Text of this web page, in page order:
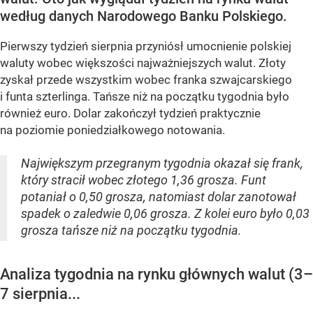
według danych Narodowego Banku Polskiego.
Pierwszy tydzień sierpnia przyniósł umocnienie polskiej
waluty wobec większości najważniejszych walut. Złoty
zyskał przede wszystkim wobec franka szwajcarskiego
i funta szterlinga. Tańsze niż na początku tygodnia było
również euro. Dolar zakończył tydzień praktycznie
na poziomie poniedziałkowego notowania.
Największym przegranym tygodnia okazał się frank,
który stracił wobec złotego 1,36 grosza. Funt
potaniał o 0,50 grosza, natomiast dolar zanotował
spadek o zaledwie 0,06 grosza. Z kolei euro było 0,03
grosza tańsze niż na początku tygodnia.
Analiza tygodnia na rynku głównych walut (3–
7 sierpnia...